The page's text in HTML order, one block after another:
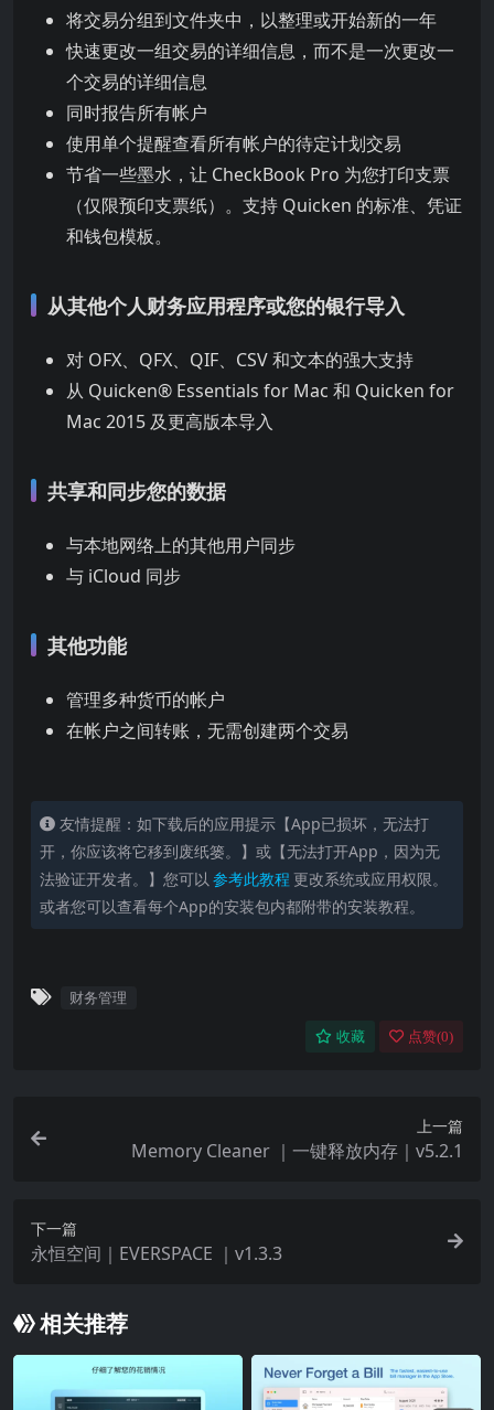
将交易分组到文件夹中，以整理或开始新的一年
快速更改一组交易的详细信息，而不是一次更改一
个交易的详细信息
同时报告所有帐户
使用单个提醒查看所有帐户的待定计划交易
节省一些墨水，让 CheckBook Pro 为您打印支票
（仅限预印支票纸）。支持 Quicken 的标准、凭证
和钱包模板。
从其他个人财务应用程序或您的银行导入
对 OFX、QFX、QIF、CSV 和文本的强大支持
从 Quicken® Essentials for Mac 和 Quicken for
Mac 2015 及更高版本导入
共享和同步您的数据
与本地网络上的其他用户同步
与 iCloud 同步
其他功能
管理多种货币的帐户
在帐户之间转账，无需创建两个交易
友情提醒：如下载后的应用提示【App已损坏，无法打
开，你应该将它移到废纸篓。】或【无法打开App，因为无
法验证开发者。】您可以 参考此教程 更改系统或应用权限。
或者您可以查看每个App的安装包内都附带的安装教程。
财务管理
收藏 点赞(0)
上一篇
Memory Cleaner ｜一键释放内存｜v5.2.1
下一篇
永恒空间｜EVERSPACE ｜v1.3.3
相关推荐